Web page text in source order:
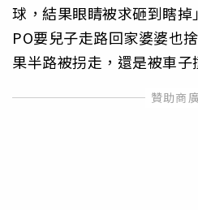
球，結果眼睛被求砸到瞎
PO要兒子走路回家婆婆也
果半路被拐走，還是被車子